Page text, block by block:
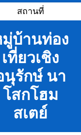
สถานที่
บ้านท่อง
เที่ยวเชิง
นุรักษ์ นา
โสกโฮม
สเตย์